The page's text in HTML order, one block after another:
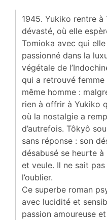
1945. Yukiko rentre
dévasté, où elle
Tomioka avec qui
passionné dans la
végétale de
qui a retrouvé femme
même homme :
rien à offrir à Yukiko
où la nostalgie a
d’autrefois. Tôkyô
sans réponse : son
désabusé se heurte
et veule. Il ne sait
l’oublier.
Ce superbe roman
avec lucidité et
passion amoureuse